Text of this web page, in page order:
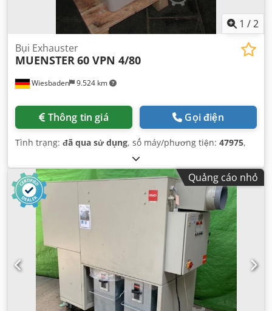
1 /2
Wiesbaden 9.524 km
Bụi Exhauster
MUENSTER60 VPN 4/80
Thông tin giá Gọi điện
Tình trạng: đã qua sử dụng, số máy/phương tiện: 47975,
Quảng cáo nhỏ